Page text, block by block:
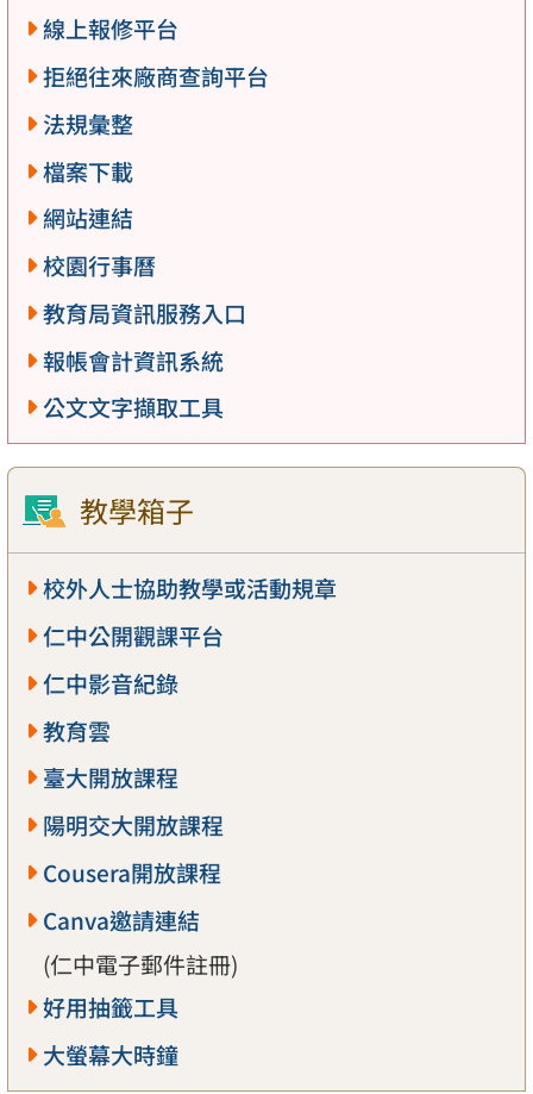
線上報修平台
拒絕往來廠商查詢平台
法規彙整
檔案下載
網站連結
校園行事曆
教育局資訊服務入口
報帳會計資訊系統
公文文字擷取工具
教學箱子
校外人士協助教學或活動規章
仁中公開觀課平台
仁中影音紀錄
教育雲
臺大開放課程
陽明交大開放課程
Cousera開放課程
Canva邀請連結
(仁中電子郵件註冊)
好用抽籤工具
大螢幕大時鐘